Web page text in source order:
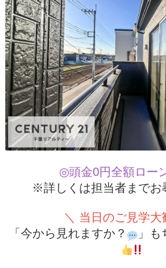
◎頭金0円全額ロー
※詳しくは担当者までお
＼ 当日のご見学大
「今から見れますか？
」も